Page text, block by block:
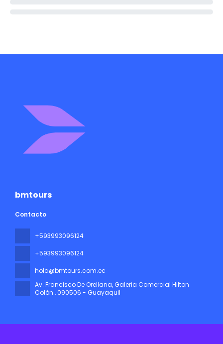
bmtours
Contacto
+593993096124
+593993096124
hola@bmtours.com.ec
Av. Francisco De Orellana, Galeria Comercial Hilton
Colón , 090506 - Guayaquil